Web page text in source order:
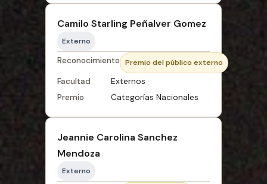
Camilo Starling Peñalver Gomez
Externo
Reconocimiento Premio del público externo
Facultad
Externos
Premio
Categorías Nacionales
Jeannie Carolina Sanchez
Mendoza
Externo